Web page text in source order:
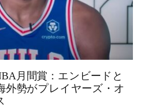
月間賞：エンビードと
外勢がプレイヤーズ・オ